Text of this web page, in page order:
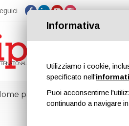
page ipcmPedia
Informativa
Utilizziamo i cookie,
specificato nell'
Puoi acconsentirne
continuando a navigare